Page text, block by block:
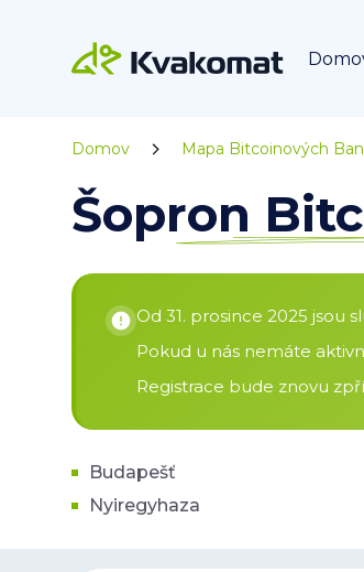
Domov Mapa Bitcoinových
Šopron
Od 31. prosince 2025 jsou
Pokud u nás nemáte
Registrace bude znovu
Budapešť
Nyiregyhaza